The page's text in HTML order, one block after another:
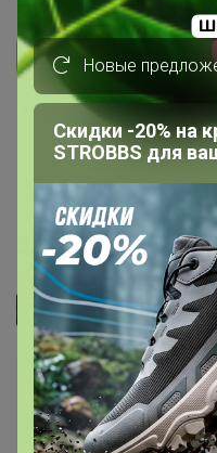
Главная
Джилка
СП96 СИМА-ЛЕНД -
Хотелки
Косметичка
Джилка
Новые
Скидки -20% на
STROBBS для